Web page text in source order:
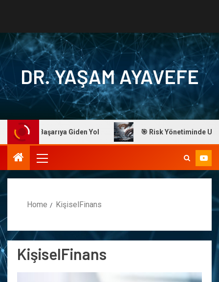
DR. YAŞAM AYAVEFE
Başarıya Giden Yol 🎯 Risk Yönetiminde Ustalık:
Home KişiselFinans
KişiselFinans